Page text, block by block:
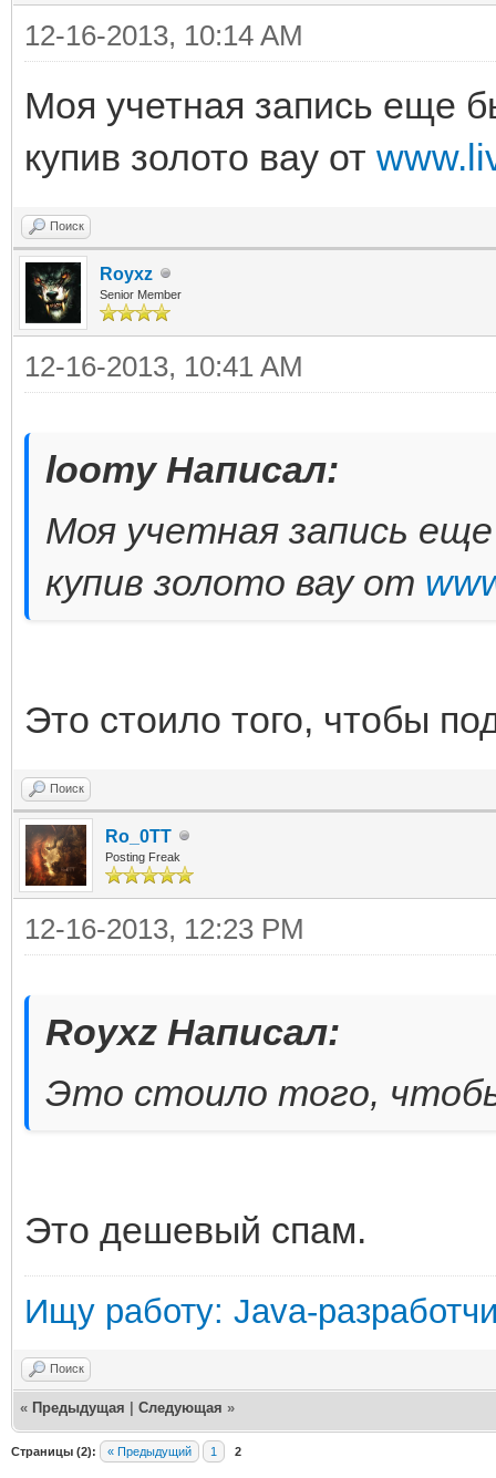
12-16-2013, 10:14 AM
Моя учетная запись еще
купив золото вау от
Поиск
Royxz
Senior Member
12-16-2013, 10:41 AM
loomy Написал:
Моя учетная запись
купив золото вау от
Это стоило того, чтобы
Поиск
Ro_0TT
Posting Freak
12-16-2013, 12:23 PM
Royxz Написал:
Это стоило того,
Это дешевый спам.
Ищу работу: Java-
Поиск
« Предыдущая Следующая »
Страницы (2): « Предыдущий 1 2